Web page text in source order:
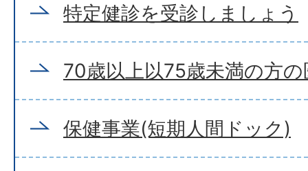
特定健診を受診しましょう
70歳以上以75歳未満の方
保健事業(短期人間ドック)